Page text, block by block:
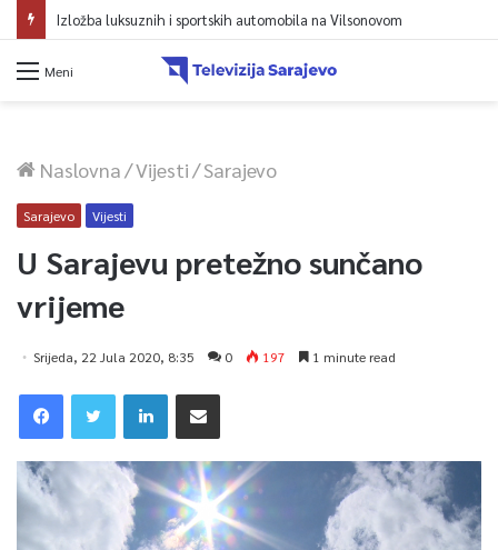
Izložba luksuznih i sportskih automobila na Vilsonovom
Meni
Naslovna/Vijesti/Sarajevo
Sarajevo Vijesti
U Sarajevu pretežno sunčano
vrijeme
Srijeda, 22 Jula 2020, 8:35 0 197 1 minute read